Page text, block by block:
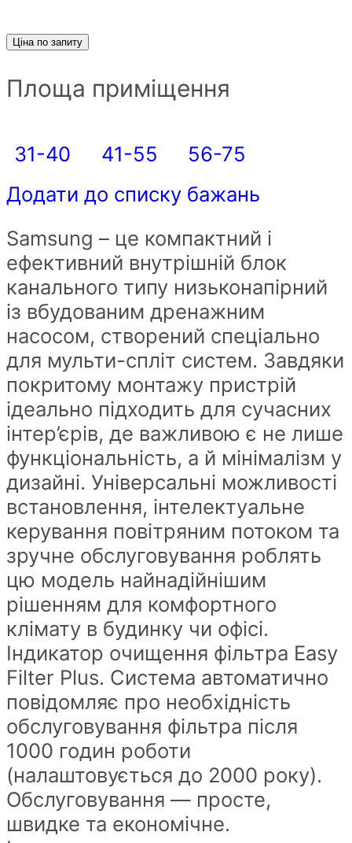
Ціна по запиту
Площа приміщення
31-40 41-55
56-75
Додати до списку бажань
Samsung – це компактний і
ефективний внутрішній блок
канального типу низьконапірний
із вбудованим дренажним
насосом, створений спеціально
для мульти-спліт систем. Завдяки
покритому монтажу пристрій
ідеально підходить для сучасних
інтер’єрів, де важливою є не лише
функціональність, а й мінімалізм у
дизайні. Універсальні можливості
встановлення, інтелектуальне
керування повітряним потоком та
зручне обслуговування роблять
цю модель найнадійнішим
рішенням для комфортного
клімату в будинку чи офісі.
Індикатор очищення фільтра Easy
Filter Plus. Система автоматично
повідомляє про необхідність
обслуговування фільтра після
1000 годин роботи
(налаштовується до 2000 року).
Обслуговування — просте,
швидке та економічне.